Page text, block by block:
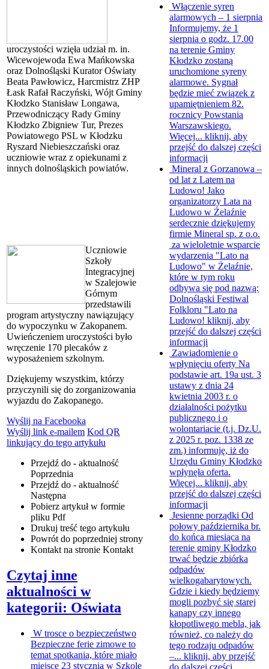
uroczystości wzięła udział m. in.
Wicewojewoda Ewa Mańkowska
oraz Dolnośląski Kurator Oświaty
Beata Pawłowicz, Harcmistrz ZHP
Łask Rafał Raczyński, Wójt Gminy
Kłodzko Stanisław Longawa,
Przewodniczący Rady Gminy
Kłodzko Zbigniew Tur, Prezes
Powiatowego PSL w Kłodzku
Ryszard Niebieszczański oraz
uczniowie wraz z opiekunami z
innych dolnośląskich powiatów.
Uczniowie
Szkoły
Integracyjnej
w Szalejowie
Górnym
przedstawili
program artystyczny nawiązujący
do wypoczynku w Zakopanem.
Uwieńczeniem uroczystości było
wręczenie 170 plecaków z
wyposażeniem szkolnym.
Dziękujemy wszystkim, którzy
przyczynili się do zorganizowania
wyjazdu do Zakopanego.
Wyślij na Facebooka
Wyślij link e-mailem Kod QR
linkujący do tego artykułu
Przejdź do - aktualność
Poprzednia
Przejdź do - aktualność
Następna
Pobierz artykuł w formie
pliku Pdf
Drukuj treść tego artykułu
Powrót do poprzedniej strony
Kontakt na stronie Kontakt
Czytaj inne
aktualności w
kategorii: Oświata
W trosce o bezpieczeństwo
Bezpieczne ferie zimowe to
temat spotkania, które miało
miejsce 23 stycznia w Szkole
Włączenie syren
alarmowych – 1 sierpnia
Informujemy, że 1
sierpnia o godz. 17.00
na terenie Gminy
Kłodzko zostaną
uruchomione syreny
alarmowe. Sygnał
będzie mieć związek z
upamiętnieniem 82.
rocznicy Powstania
Warszawskiego.
Więcej... kliknij, aby
przejść do dalszej części
informacji
Mineral z Gorzanowa –
od lat z Latem na
Ludowo! Jako
organizatorzy Lata na
Ludowo w Żelaźnie
serdecznie dziękujemy
firmie Mineral sp. z o.o.
za wieloletnie wsparcie
wydarzenia "Lato na
Ludowo" w Żelaźnie,
które w tym roku
odbywa się pod nazwą:
Dolnośląski Festiwal
Folkloru "Lato na
Ludowo! kliknij, aby
przejść do dalszej części
informacji
Zawiadomienie o
wpłynięciu oferty Na
podstawie art. 19a ust. 3
ustawy z dnia 24
kwietnia 2003 r. o
działalności pożytku
publicznego i o
wolontariacie (t.j. Dz.U.
z 2025 r. poz. 1338 ze
zm.) informuję, iż do
Urzędu Gminy Kłodzko
wpłynęła oferta.
Więcej... kliknij, aby
przejść do dalszej części
informacji
Jesienne porządki Od
połowy października br.
do końca miesiąca na
terenie gminy Kłodzko
trwać będzie zbiórka
odpadów
wielkogabarytowych.
Gdzie i kiedy będziemy
mogli pozbyć się starej
kanapy czy innego
kłopotliwego mebla, jak
również, co należy do
tego rodzaju odpadów
–... kliknij, aby przejść
do dalszej części